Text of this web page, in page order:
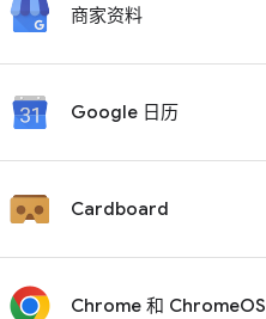
商家资料
Google 日历
Cardboard
Chrome 和 ChromeOS